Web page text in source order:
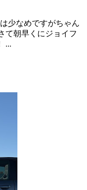
少なめですがちゃん
て朝早くにジョイフ
...